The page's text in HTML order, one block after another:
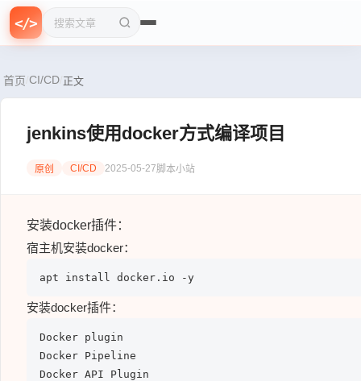
=
0
</> 搜索文章
首页 CI/CD 正文
jenkins使用docker方式编译项目
原创 CI/CD 2025-05-27脚本小站
安装docker插件：
宿主机安装docker：
apt install docker.io -y
安装docker插件：
Docker plugin
Docker Pipeline
Docker API Plugin